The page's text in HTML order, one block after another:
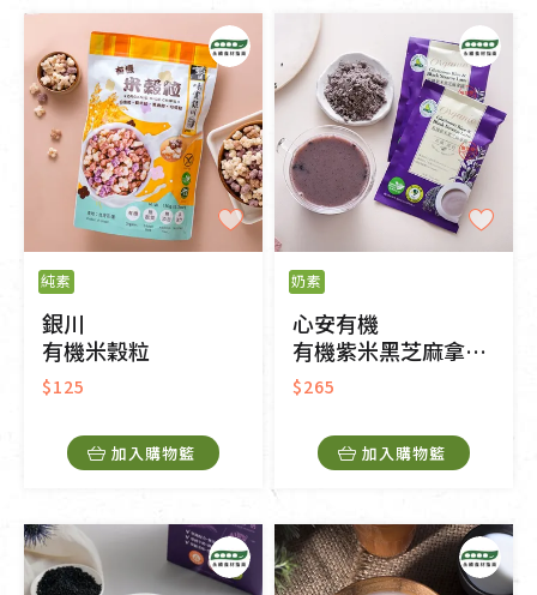
純素
銀川
有機米穀粒
$125
加入購物籃
奶素
心安有機
有機紫米黑芝麻拿鐵-無加糖
$265
加入購物籃